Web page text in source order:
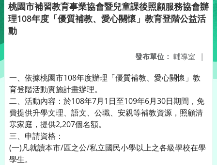
桃園市補習教育事業協會暨兒童課後照顧服務協會辦
理108年度「優質補教、愛心關懷」教育登階公益活
動
發布單位： 輔導室 |
一、依據桃園市108年度辦理「優質補教、愛心關懷」教
育登階活動實施計畫辦理。
二、活動內容：於108年7月1日至109年6月30日期間，免
費提供升學文理、語文、公職、安親等補教資源，照顧清
寒家庭，提供2,207個名額。
三、申請資格：
(一)凡就讀本市/區之公/私立國民小學以上之各級學校在學
學生。